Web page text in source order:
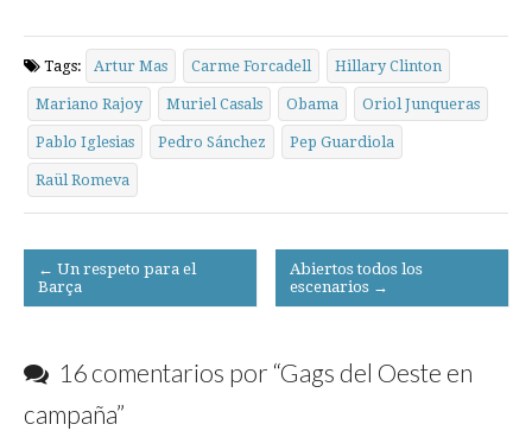
Tags: Artur Mas Carme Forcadell Hillary Clinton
Mariano Rajoy Muriel Casals Obama Oriol Junqueras
Pablo Iglesias Pedro Sánchez Pep Guardiola
Raül Romeva
Post
navigation
← Un respeto para el
Barça
Abiertos todos los
escenarios →
16 comentarios por “Gags del Oeste en
campaña”